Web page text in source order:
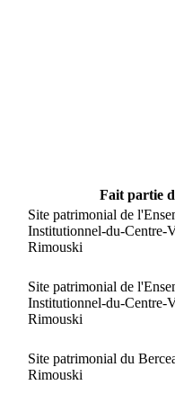
Fait partie
Site patrimonial de
Institutionnel-du-Centre-
Rimouski
Site patrimonial de
Institutionnel-du-Centre-
Rimouski
Site patrimonial du
Rimouski